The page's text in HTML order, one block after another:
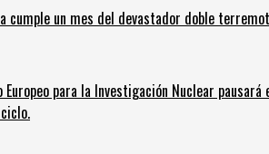
cumple un mes del devastador doble
Europeo para la Investigación Nuclear